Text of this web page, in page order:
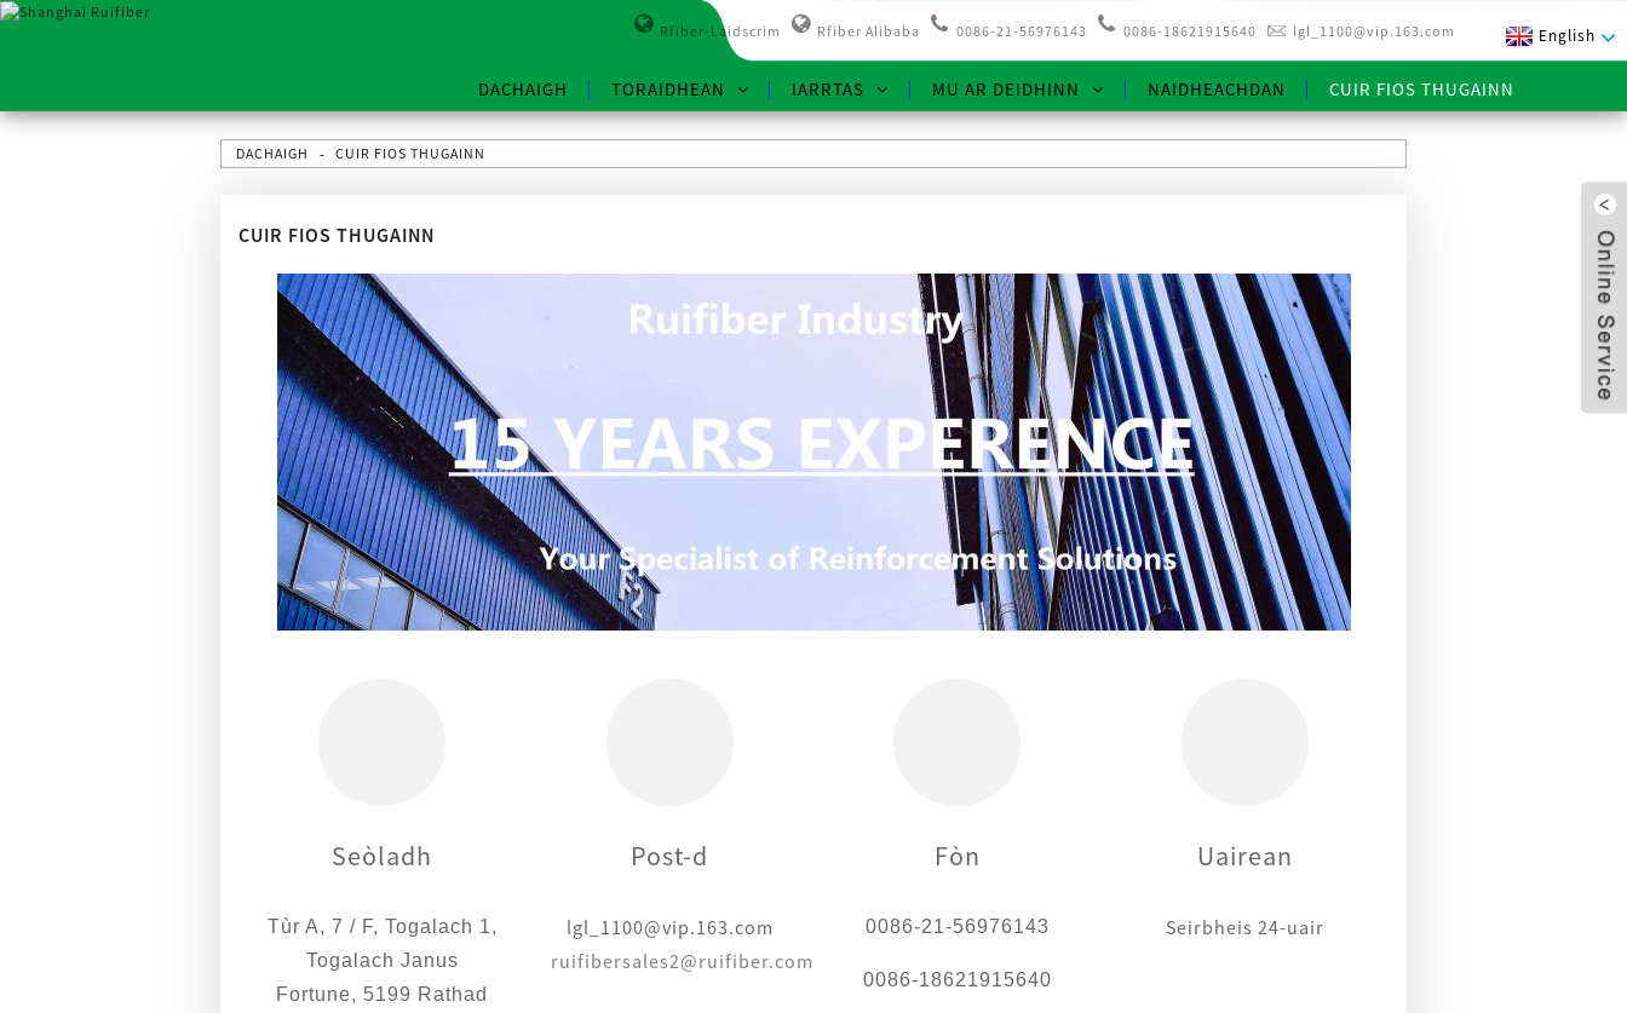
Rfiber-Laidscrim Rfiber Alibaba 0086-21-56976143 0086-18621915640 lgl_1100@vip.163.com English
DACHAIGH TORAIDHEAN IARRTAS MU AR DEIDHINN NAIDHEACHDAN CUIR FIOS THUGAINN
DACHAIGH CUIR FIOS THUGAINN
CUIR FIOS THUGAINN
Seòladh
Tùr A, 7 / F, Togalach 1,
Togalach Janus
Fortune, 5199 Rathad
Post-d
lgl_1100@vip.163.com
ruifibersales2@ruifiber.com
Fòn
0086-21-56976143
0086-18621915640
Uairean
Seirbheis 24-uair